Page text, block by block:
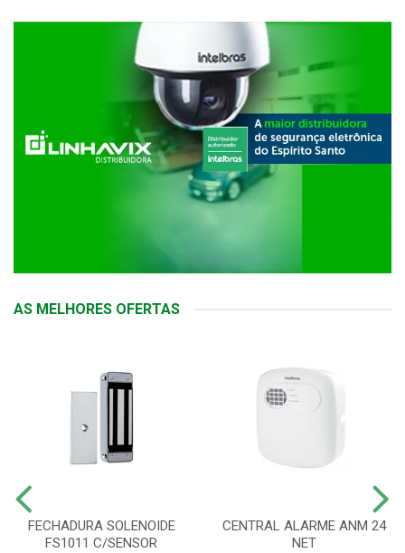
AS MELHORES OFERTAS
FECHADURA SOLENOIDE
FS1011 C/SENSOR
CENTRAL ALARME ANM 24
NET